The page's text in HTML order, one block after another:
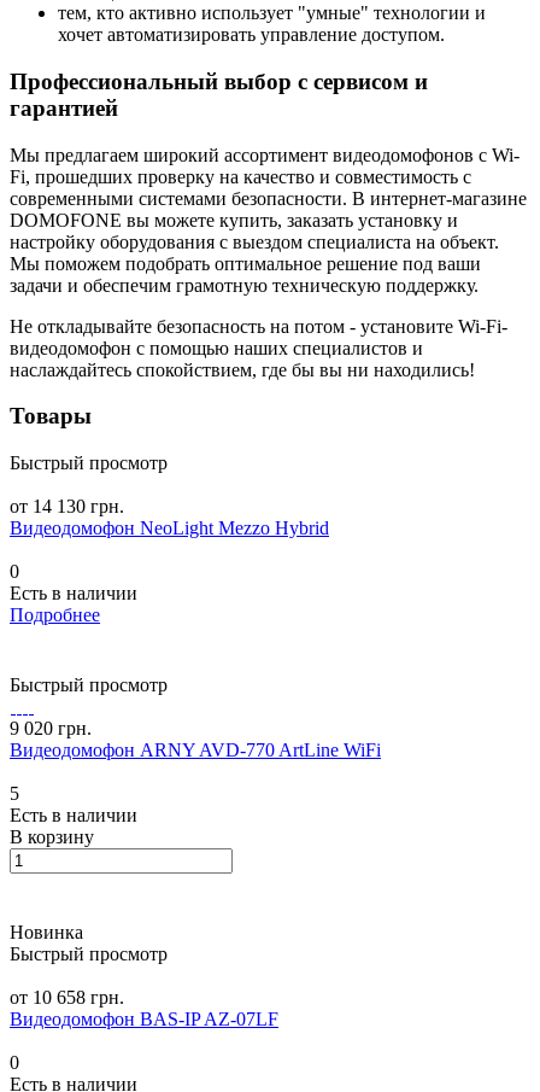
тем, кто активно использует "умные" технологии и
хочет автоматизировать управление доступом.
Профессиональный выбор с сервисом и
гарантией
Мы предлагаем широкий ассортимент видеодомофонов с Wi-
Fi, прошедших проверку на качество и совместимость с
современными системами безопасности. В интернет-магазине
DOMOFONE вы можете купить, заказать установку и
настройку оборудования с выездом специалиста на объект.
Мы поможем подобрать оптимальное решение под ваши
задачи и обеспечим грамотную техническую поддержку.
Не откладывайте безопасность на потом - установите Wi-Fi-
видеодомофон с помощью наших специалистов и
наслаждайтесь спокойствием, где бы вы ни находились!
Товары
Быстрый просмотр
от 14 130 грн.
Видеодомофон NeoLight Mezzo Hybrid
0
Есть в наличии
Подробнее
Быстрый просмотр
9 020 грн.
Видеодомофон ARNY AVD-770 ArtLine WiFi
5
Есть в наличии
В корзину
Новинка
Быстрый просмотр
от 10 658 грн.
Видеодомофон BAS-IP AZ-07LF
0
Есть в наличии